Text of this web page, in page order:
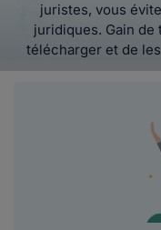
juristes, vous
juridiques. Gain
télécharger et de